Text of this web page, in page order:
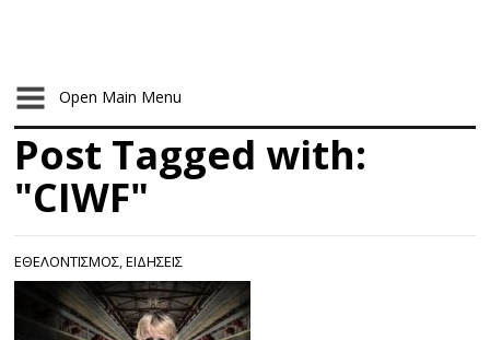
Open Main Menu
Post Tagged with:
"CIWF"
ΕΘΕΛΟΝΤΙΣΜΟΣ,ΕΙΔΗΣΕΙΣ